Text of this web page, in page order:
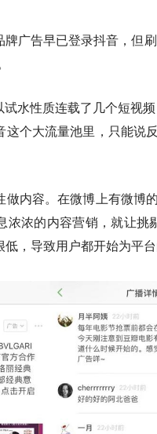
广告早已登录抖音，但
水性质连载了几个短视
这个大流量池里，只能说
做内容。在微博上有微博
浓浓的内容营销，就让
，导致用户都开始为平台